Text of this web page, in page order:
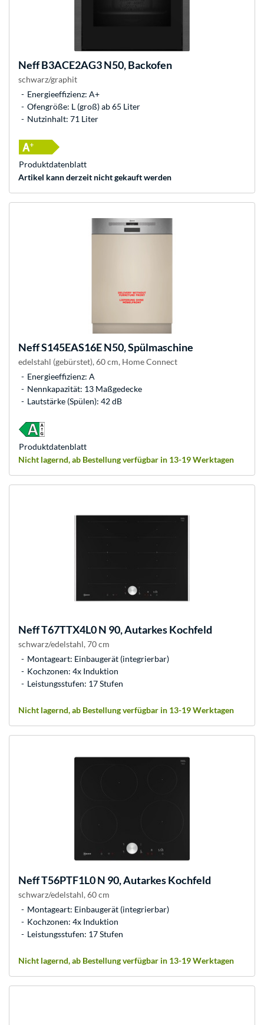
NeffB3ACE2AG3 N50, Backofen
schwarz/graphit
Energieeffizienz: A+
Ofengröße: L (groß) ab 65 Liter
Nutzinhalt: 71 Liter
Artikel kann derzeit nicht gekauft werden
Produkt­datenblatt
NeffS145EAS16E N50, Spülmaschine
edelstahl (gebürstet), 60 cm, Home Connect
Energieeffizienz: A
Nennkapazität: 13 Maßgedecke
Lautstärke (Spülen): 42 dB
Nicht lagernd, ab Bestellung verfügbar in 13-19 Werktagen
Produkt­datenblatt
NeffT67TTX4L0 N 90, Autarkes Kochfeld
schwarz/edelstahl, 70 cm
Montageart: Einbaugerät (integrierbar)
Kochzonen: 4x Induktion
Leistungsstufen: 17 Stufen
Nicht lagernd, ab Bestellung verfügbar in 13-19 Werktagen
NeffT56PTF1L0 N 90, Autarkes Kochfeld
schwarz/edelstahl, 60 cm
Montageart: Einbaugerät (integrierbar)
Kochzonen: 4x Induktion
Leistungsstufen: 17 Stufen
Nicht lagernd, ab Bestellung verfügbar in 13-19 Werktagen